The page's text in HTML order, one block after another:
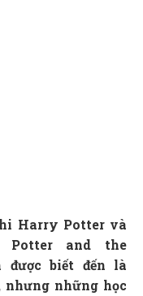
Harry Potter và
and the
được biết đến là
nhưng những học